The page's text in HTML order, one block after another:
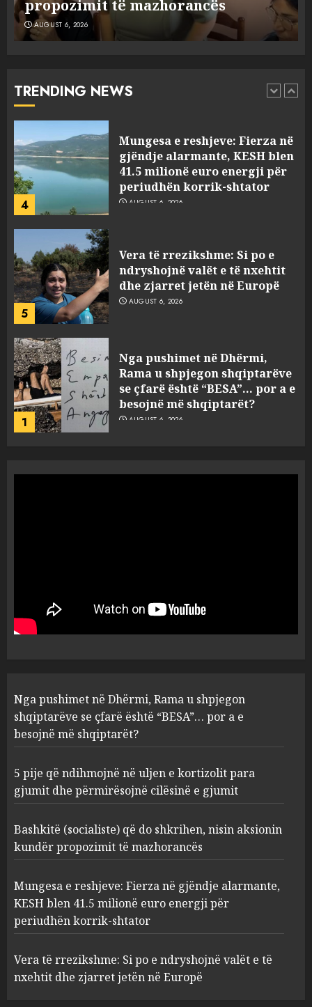
propozimit të mazhorancës
AUGUST 6, 2026
TRENDING NEWS
4
Mungesa e reshjeve: Fierza në
AUGUST 6, 2026
5
Vera të rrezikshme: Si po e
ndryshojnë valët e të nxehtit
dhe zjarret jetën në Europë
AUGUST 6, 2026
1
Nga pushimet në Dhërmi,
Rama u shpjegon shqiptarëve
se çfarë është “BESA”… por a e
besojnë më shqiptarët?
2
5 pije që ndihmojnë në uljen e
kortizolit para gjumit dhe
përmirësojnë cilësinë e gjumit
AUGUST 6, 2026
4
41.5 milionë euro energji për
periudhën korrik-shtator
AUGUST 6, 2026
5
ndryshojnë valët e të nxehtit
dhe zjarret jetën në Europë
AUGUST 6, 2026
Nga pushimet në Dhërmi, Rama u shpjegon
shqiptarëve se çfarë është “BESA”… por a e
besojnë më shqiptarët?
5 pije që ndihmojnë në uljen e kortizolit para
gjumit dhe përmirësojnë cilësinë e gjumit
Bashkitë (socialiste) që do shkrihen, nisin aksionin
kundër propozimit të mazhorancës
Mungesa e reshjeve: Fierza në gjëndje alarmante,
KESH blen 41.5 milionë euro energji për
periudhën korrik-shtator
Vera të rrezikshme: Si po e ndryshojnë valët e të
nxehtit dhe zjarret jetën në Europë